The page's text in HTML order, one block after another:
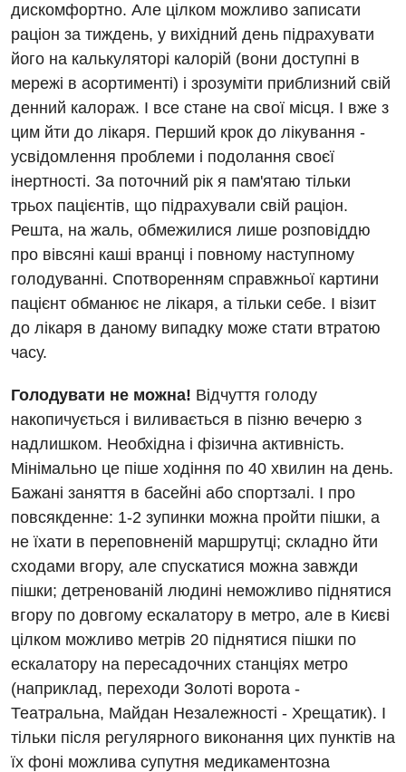
Травматологія і ортопедія
Урологічне відділення
Урологія
Фізіотерапія
Хірургічне відділення
Для дітей
Дитяча алергологія
Дитяча гастроентерологія
Дитяча гінекологія
Дитяча дерматовенерологія
Дитяча ендокринологія
Дитяча кардіоревматологія
Дитяча неврологія
Дитяча ортопедія і травматологія
Дитяча оториноларингологія
Дитяча офтальмологія
Дитяча урологія
Дитяча хірургія
Педіатрія
дискомфортно. Але цілком можливо записати
раціон за тиждень, у вихідний день підрахувати
його на калькуляторі калорій (вони доступні в
мережі в асортименті) і зрозуміти приблизний свій
денний калораж. І все стане на свої місця. І вже з
цим йти до лікаря. Перший крок до лікування -
усвідомлення проблеми і подолання своєї
інертності. За поточний рік я пам'ятаю тільки
трьох пацієнтів, що підрахували свій раціон.
Решта, на жаль, обмежилися лише розповіддю
про вівсяні каші вранці і повному наступному
голодуванні. Спотворенням справжньої картини
пацієнт обманює не лікаря, а тільки себе. І візит
до лікаря в даному випадку може стати втратою
часу.
Голодувати не можна! Відчуття голоду
накопичується і виливається в пізню вечерю з
надлишком. Необхідна і фізична активність.
Мінімально це піше ходіння по 40 хвилин на день.
Бажані заняття в басейні або спортзалі. І про
повсякденне: 1-2 зупинки можна пройти пішки, а
не їхати в переповненій маршрутці; складно йти
сходами вгору, але спускатися можна завжди
пішки; детренованій людині неможливо піднятися
вгору по довгому ескалатору в метро, але в Києві
цілком можливо метрів 20 піднятися пішки по
ескалатору на пересадочних станціях метро
(наприклад, переходи Золоті ворота -
Театральна, Майдан Незалежності - Хрещатик). І
тільки після регулярного виконання цих пунктів на
їх фоні можлива супутня медикаментозна